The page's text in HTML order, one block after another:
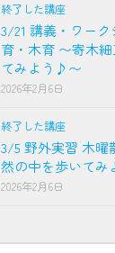
終了した講座
3/21 講義・ワー
育・木育 〜寄木
てみよう♪〜
2026年2月6日
終了した講座
3/5 野外実習 木曜
然の中を歩いて
2026年2月6日